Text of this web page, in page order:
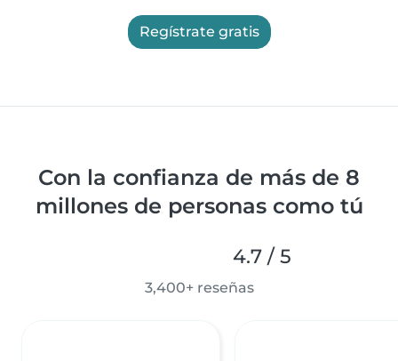
Regístrate gratis
Con la confianza de más de 8
millones de personas como tú
4.7 / 5
3,400+ reseñas